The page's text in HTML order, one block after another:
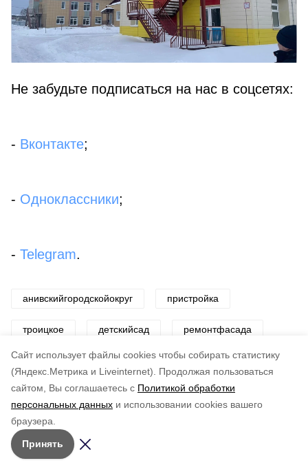
Cайт использует файлы cookies чтобы собирать статистику
(Яндекс.Метрика и Liveinternet).
Продолжая пользоваться
сайтом, Вы соглашаетесь с Политикой обработки
персональных данных и использовании cookies вашего
браузера.
Принять
Не забудьте подписаться на нас в соцсетях:
- Вконтакте;
- Одноклассники;
- Telegram.
анивскийгородскойокруг пристройка
троицкое детскийсад ремонтфасада
Авторы: Светлана Захарова
по оценке
5